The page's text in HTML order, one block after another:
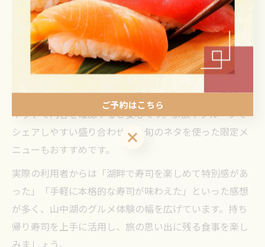
宿泊先での夕食など、シーンを選ばずに利用できるのが
ポイントです。
テイクアウトを選ぶ際は、鮮度を保つために保冷バッグ
の利用や、受け取り時間の調整が重要です。また、持ち
帰りメニューは店舗によって異なるため、事前に電話や
ネットで内容を確認すると安心です。家族やグループで
シェアしやすい盛り合わせや、旬のネタを使った限定メ
ニューもおすすめです。
実際の利用者からは「湖畔で寿司を楽しめて特別感があ
った」「手軽に本格的な寿司が味わえた」といった感想
が多く、山中湖のグルメ体験の幅を広げています。持ち
帰り寿司を上手に活用し、旅の思い出に残る食事を楽し
ご予約はこちら
ご予約はこちら